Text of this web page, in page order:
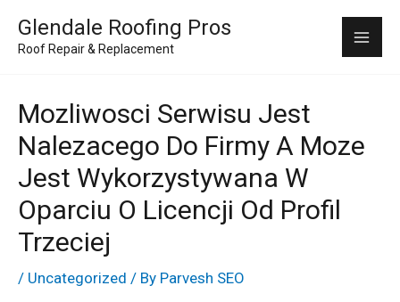
Glendale Roofing Pros
Roof Repair & Replacement
Mozliwosci Serwisu Jest
Nalezacego Do Firmy A Moze
Jest Wykorzystywana W
Oparciu O Licencji Od Profil
Trzeciej
/ Uncategorized / By Parvesh SEO